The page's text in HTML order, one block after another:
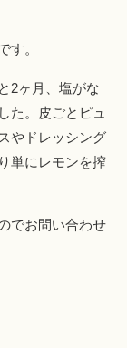
す。
2ヶ月、塩がな
た。皮ごとピュ
やドレッシング
単にレモンを搾
でお問い合わせ